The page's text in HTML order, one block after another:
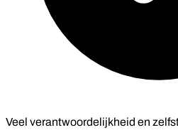
Veel verantwoordelijkheid en